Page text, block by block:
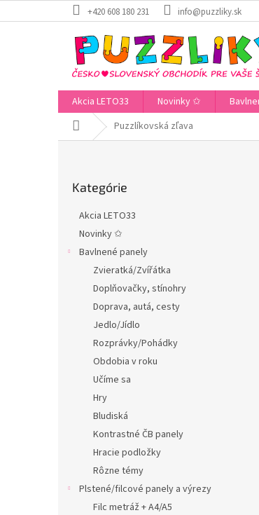
na
+420 608 180 231 info@puzzliky.sk
Akcia LETO33 Novinky ✩
DomovPuzzlíkovská zľava
kategórie
Kategórie
Akcia LETO33
Novinky ✩
Bavlnené panely
Zvieratká/Zvířátka
Doplňovačky, stínohry
Doprava, autá, cesty
Jedlo/Jídlo
Rozprávky/Pohádky
Obdobia v roku
Učíme sa
Hry
Bludiská
Kontrastné ČB panely
Hracie podložky
Rôzne témy
Plstené/filcové panely a výrezy
Filc metráž + A4/A5